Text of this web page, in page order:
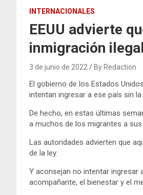
INTERNACIONALES
EEUU advierte
inmigración ilegal
3 de junio de 2022 By Redaction
El gobierno de los Estados
intentan ingresar a ese país sin
De hecho, en estas últimas
a muchos de los migrantes a
Las autoridades advierten que
de la ley.
Y aconsejan no intentar ingresar
acompañante, el bienestar y el